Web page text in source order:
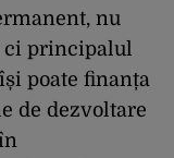
nu
ci principalul
poate finanța
de dezvoltare